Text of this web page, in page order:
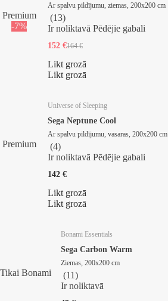
Premium
-7%
Ar spalvu pildījumu, ziemas, 200x200 cm
(13)
Ir noliktavā Pēdējie gabali
152 €164 €
Likt grozā
Likt grozā
Premium
Universe of Sleeping
Sega Neptune Cool
Ar spalvu pildījumu, vasaras, 200x200 cm
(4)
Ir noliktavā Pēdējie gabali
142 €
Likt grozā
Likt grozā
Tikai Bonami
Bonami Essentials
Sega Carbon Warm
Ziemas, 200x200 cm
(11)
Ir noliktavā